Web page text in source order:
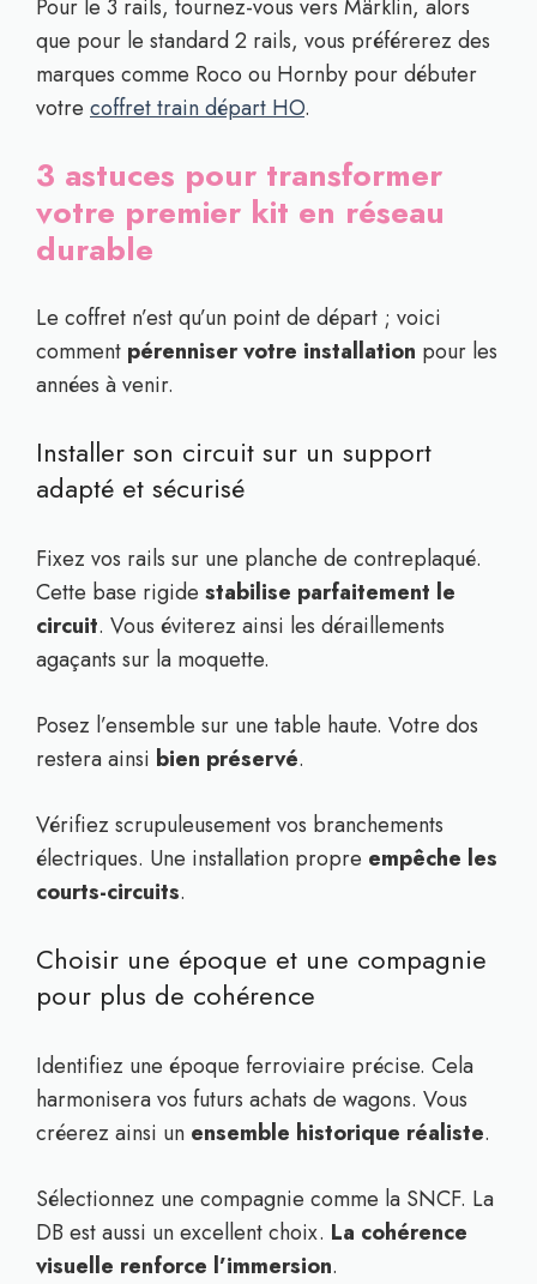
Pour le 3 rails, tournez-vous vers Märklin, alors
que pour le standard 2 rails, vous préférerez des
marques comme Roco ou Hornby pour débuter
votre coffret train départ HO.
3 astuces pour transformer
votre premier kit en réseau
durable
Le coffret n’est qu’un point de départ ; voici
comment pérenniser votre installation pour les
années à venir.
Installer son circuit sur un support
adapté et sécurisé
Fixez vos rails sur une planche de contreplaqué.
Cette base rigide stabilise parfaitement le
circuit. Vous éviterez ainsi les déraillements
agaçants sur la moquette.
Posez l’ensemble sur une table haute. Votre dos
restera ainsi bien préservé.
Vérifiez scrupuleusement vos branchements
électriques. Une installation propre empêche les
courts-circuits.
Choisir une époque et une compagnie
pour plus de cohérence
Identifiez une époque ferroviaire précise. Cela
harmonisera vos futurs achats de wagons. Vous
créerez ainsi un ensemble historique réaliste.
Sélectionnez une compagnie comme la SNCF. La
DB est aussi un excellent choix. La cohérence
visuelle renforce l’immersion.